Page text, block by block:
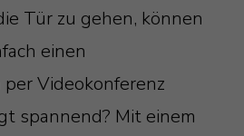
Tür zu gehen, können
einen
Videokonferenz
spannend? Mit einem